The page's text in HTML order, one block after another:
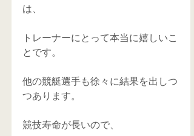
は、
トレーナーにとって本当に嬉しいこ
とです。
他の競艇選手も徐々に結果を出しつ
つあります。
競技寿命が長いので、